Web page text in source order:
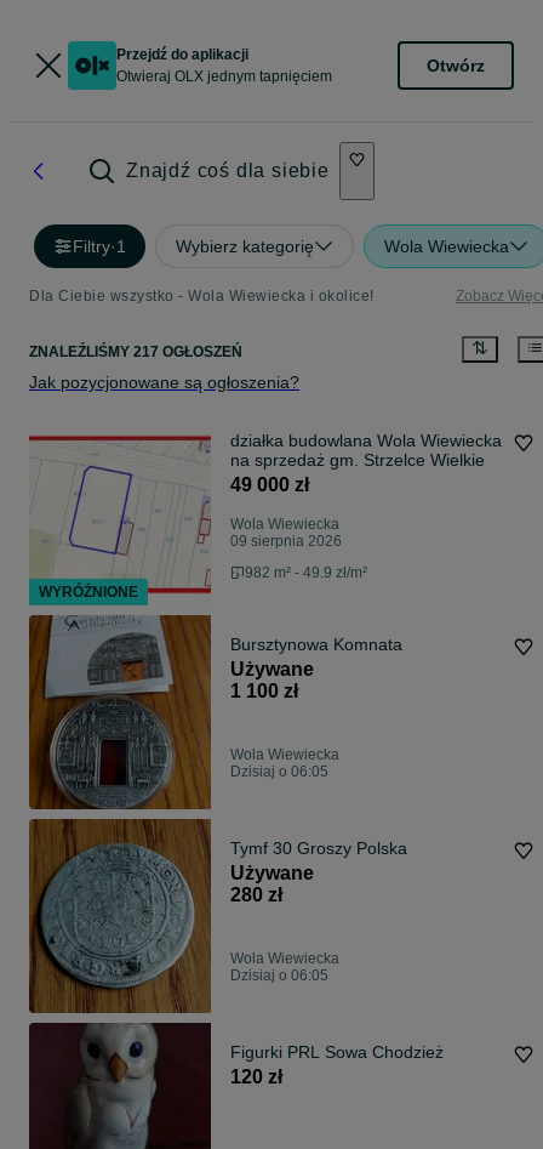
Przejdź do aplikacji
Otwieraj OLX jednym tapnięciem
Otwórz
Znajdź coś dla siebie
Filtry·1 Wybierz kategorię Wola Wiewiecka
Dla Ciebie wszystko - Wola Wiewiecka i okolice! Zobacz
ZNALEŹLIŚMY 217 OGŁOSZEŃ
Jak pozycjonowane są ogłoszenia?
działka budowlana Wola Wiewiecka
na sprzedaż gm. Strzelce Wielkie
49 000 zł
Wola Wiewiecka
09 sierpnia 2026
982 m² - 49.9 zł/m²
Bursztynowa Komnata
Używane
1 100 zł
Wola Wiewiecka
Dzisiaj o 06:05
Tymf 30 Groszy Polska
Używane
280 zł
Wola Wiewiecka
Dzisiaj o 06:05
Figurki PRL Sowa Chodzież
120 zł
WYRÓŻNIONE